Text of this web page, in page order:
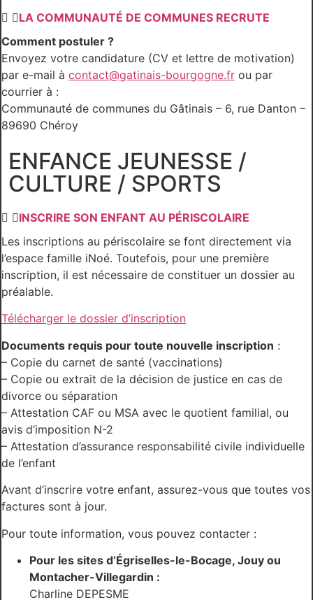
LA COMMUNAUTÉ DE COMMUNES RECRUTE
Comment postuler ?
Envoyez votre candidature (CV et lettre de motivation)
par e-mail à contact@gatinais-bourgogne.fr ou par
courrier à :
Communauté de communes du Gâtinais – 6, rue Danton –
89690 Chéroy
ENFANCE JEUNESSE /
CULTURE / SPORTS
INSCRIRE SON ENFANT AU PÉRISCOLAIRE
Les inscriptions au périscolaire se font directement via
l’espace famille iNoé. Toutefois, pour une première
inscription, il est nécessaire de constituer un dossier au
préalable.
Télécharger le dossier d’inscription
Documents requis pour toute nouvelle inscription :
– Copie du carnet de santé (vaccinations)
– Copie ou extrait de la décision de justice en cas de
divorce ou séparation
– Attestation CAF ou MSA avec le quotient familial, ou
avis d’imposition N-2
– Attestation d’assurance responsabilité civile individuelle
de l’enfant
Avant d’inscrire votre enfant, assurez-vous que toutes vos
factures sont à jour.
Pour toute information, vous pouvez contacter :
Pour les sites d’Égriselles-le-Bocage, Jouy ou
Montacher-Villegardin :
Charline DEPESME